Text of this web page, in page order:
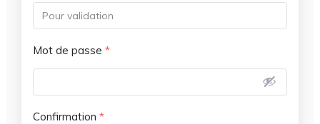
Mot de passe *
Confirmation *